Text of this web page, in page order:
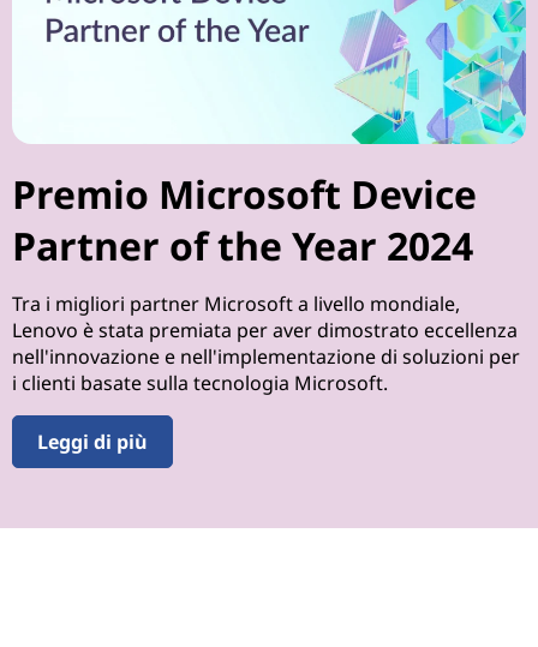
Premio Microsoft Device
Partner of the Year 2024
Tra i migliori partner Microsoft a livello mondiale,
Lenovo è stata premiata per aver dimostrato eccellenza
nell'innovazione e nell'implementazione di soluzioni per
i clienti basate sulla tecnologia Microsoft.
Leggi di più